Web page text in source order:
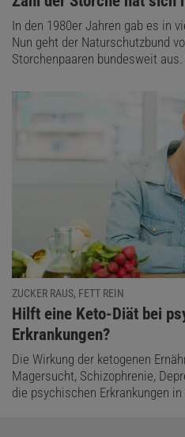
In den 1980er Jahren gab es in
Nun geht der Naturschutzbund
Storchenpaaren bundesweit aus.
ZUCKER RAUS, FETT REIN
:
Hilft eine Keto-Diät bei
Erkrankungen?
Die Wirkung der ketogenen
Magersucht, Schizophrenie,
die psychischen Erkrankungen